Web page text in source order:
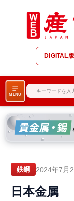
DIGITAL版
MENU
鉄鋼 2024年7月
日本金属